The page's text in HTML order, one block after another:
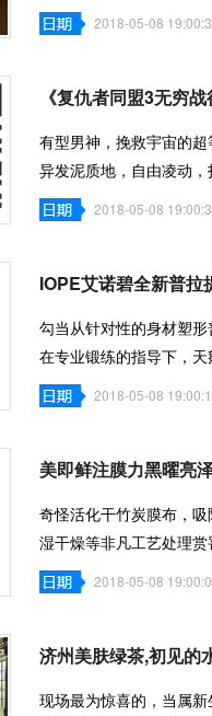
改进皱纹 2018-05-08
《复仇者同盟3无穷
有型男神，挽救宇宙的
异发泥质地，自由凌动
强塑定
2018-05-08
IOPE艾诺碧全新普拉
勾当从针对性的身材塑
在专业锻练的指导下，
时，连平常2018-05-08
美即鲜注膜力黑曜亮
奇怪活化干竹炭膜布，
湿干燥等非凡工艺处理
布的吸附 2018-05-08
济州美肤绿茶,初见的
现场最为惊喜的，当属